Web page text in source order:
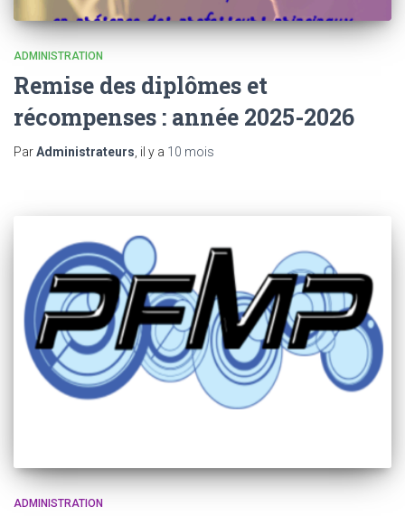
ADMINISTRATION
Remise des diplômes et
récompenses : année 2025-2026
ParAdministrateurs , il y a 10 mois
ADMINISTRATION